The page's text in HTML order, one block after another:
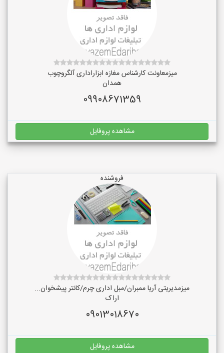
میزمعاونت کارشناس مغازه ابزاراداری آلگروچوب
همدان
09908671359
مشاهده پروفایل
فروشنده
میزمدیریتی آریا ممبران/مبل اداری چرم/کانتر پیشخوان...
اراک
09013018670
مشاهده پروفایل